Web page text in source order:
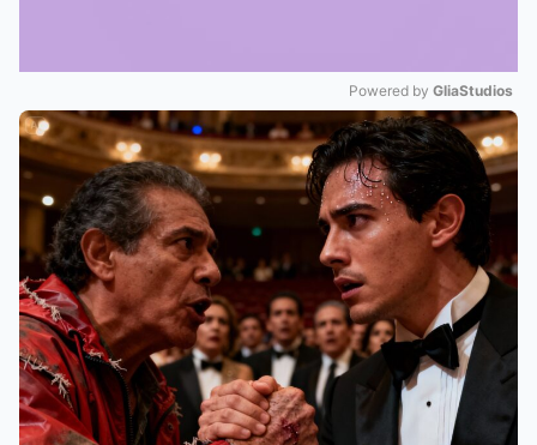
Mute
Powered by GliaStudios